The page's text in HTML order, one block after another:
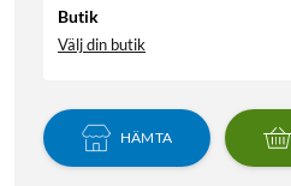
Butik
Välj din butik
HÄMTA